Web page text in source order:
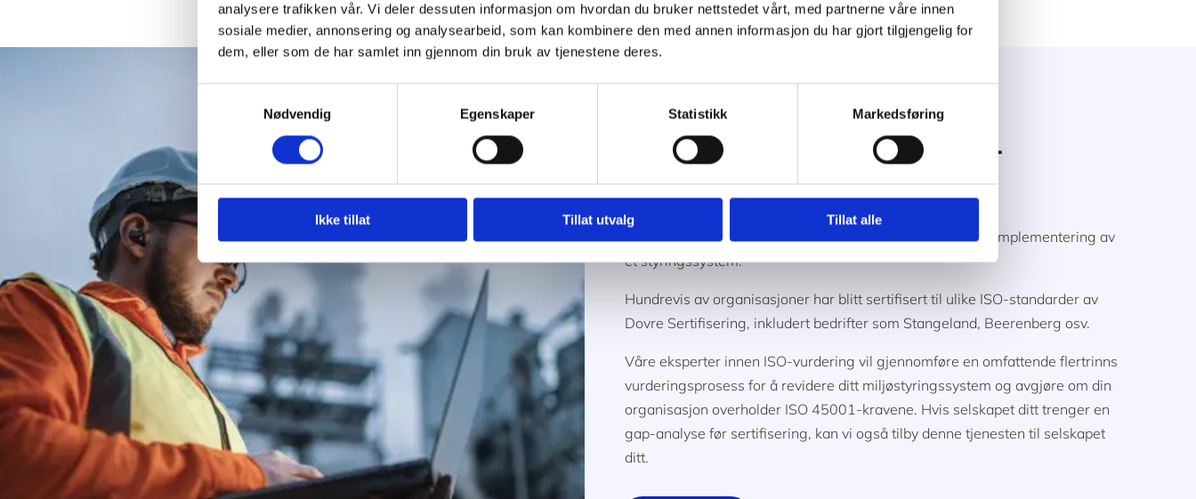
analysere trafikken vår. Vi deler dessuten informasjon om hvordan du bruker nettstedet vårt, med partnerne våre innen
sosiale medier, annonsering og analysearbeid, som kan kombinere den med annen informasjon du har gjort tilgjengelig for
dem, eller som de har samlet inn gjennom din bruk av tjenestene deres.
Nødvendig
Egenskaper Statistikk Markedsføring
Ikke tillat Tillat utvalg Tillat alle
Hvordan bli ISO 45001
sertifisert
Å oppnå ISO 45001 Arbeidsmiljø sertifisering innebærer implementering av
et styringssystem.
Hundrevis av organisasjoner har blitt sertifisert til ulike ISO-standarder av
Dovre Sertifisering, inkludert bedrifter som Stangeland, Beerenberg osv.
Våre eksperter innen ISO-vurdering vil gjennomføre en omfattende flertrinns
vurderingsprosess for å revidere ditt miljøstyringssystem og avgjøre om din
organisasjon overholder ISO 45001-kravene. Hvis selskapet ditt trenger en
gap-analyse før sertifisering, kan vi også tilby denne tjenesten til selskapet
ditt.